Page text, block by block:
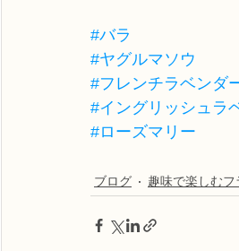
#バラ
#ヤグルマソウ
#フレンチラベンダ
#イングリッシュラ
#ローズマリー
ブログ 趣味で楽しむ